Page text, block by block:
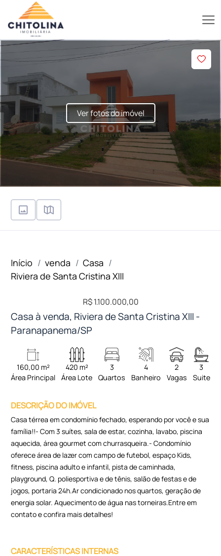
Ver fotos do imóvel
Início venda
Casa
Riviera de Santa Cristina XIII
R$ 1.100.000,00
Casa à venda, Riviera de Santa Cristina XIII -
Paranapanema/SP
160,00 m²
Área Principal
420 m²
Área Lote
3
Quartos
4
Banheiro
2
Vagas
3
Suite
DESCRIÇÃO DO IMÓVEL
Casa térrea em condomínio fechado, esperando por você e sua
família!!- Com 3 suítes, sala de estar, cozinha, lavabo, piscina
aquecida, área gourmet com churrasqueira.- Condomínio
oferece área de lazer com campo de futebol, espaço Kids,
fitness, piscina adulto e infantil, pista de caminhada,
playground, Q. poliesportiva e de tênis, salão de festas e de
jogos, portaria 24h.Ar condicionado nos quartos, geração de
energia solar. Aquecimento de água nas torneiras.Entre em
contato e confira mais detalhes!
CARACTERÍSTICAS INTERNAS